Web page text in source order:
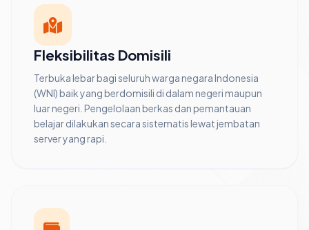
Fleksibilitas Domisili
Terbuka lebar bagi seluruh warga negara Indonesia
(WNI) baik yang berdomisili di dalam negeri maupun
luar negeri. Pengelolaan berkas dan pemantauan
belajar dilakukan secara sistematis lewat jembatan
server yang rapi.